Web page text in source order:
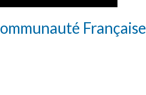
Française